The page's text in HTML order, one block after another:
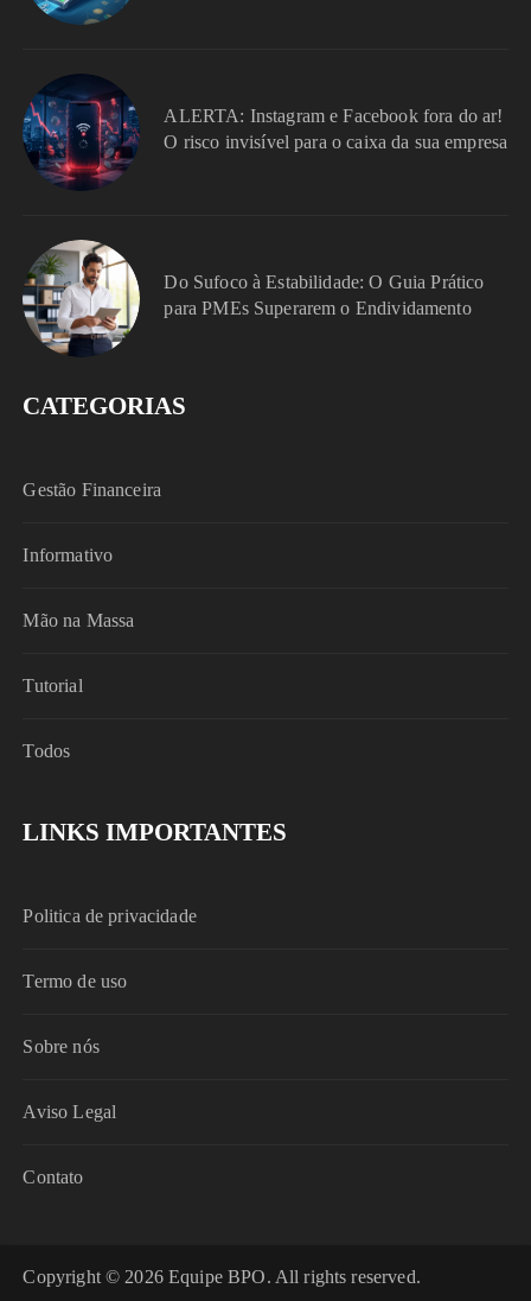
ALERTA: Instagram e Facebook fora do ar!
O risco invisível para o caixa da sua empresa
Do Sufoco à Estabilidade: O Guia Prático
para PMEs Superarem o Endividamento
CATEGORIAS
Gestão Financeira
Informativo
Mão na Massa
Tutorial
Todos
LINKS IMPORTANTES
Politica de privacidade
Termo de uso
Sobre nós
Aviso Legal
Contato
Copyright © 2026 Equipe BPO. All rights reserved.